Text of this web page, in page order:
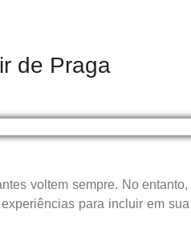
de Praga
voltem sempre. No entanto,
para incluir em